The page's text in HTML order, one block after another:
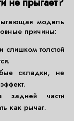
модель
причины:
слишком толстой
складки, не
задней части
как рычаг.